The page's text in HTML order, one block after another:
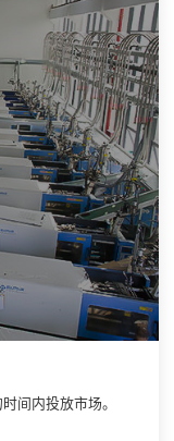
间内投放市场。